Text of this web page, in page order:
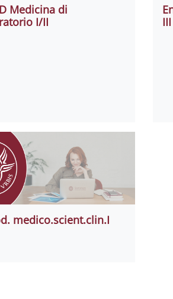
Medicina di
I/II
III
medico.scient.clin.I